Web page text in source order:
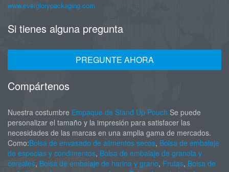
www.everglorypackaging.com
Si tienes alguna pregunta
PREGUNTE AHORA
Compártenos
Nuestra costumbre Empaque de Stand Up Pouch Se puede
personalizar el tamaño y la impresión para satisfacer las
necesidades de las marcas en una amplia gama de mercados.
Como:Bolsa de envasado de alimentos secos, Bolsa de embalaje
de especias y condimentos, Bolsa de embalaje de granola y
cereales, Bolsa de embalaje de harina y grano, Frutas, Bolsa de